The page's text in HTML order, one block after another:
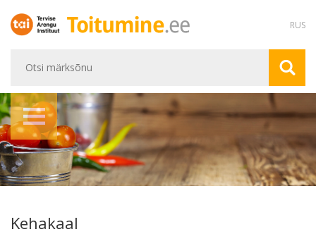
RUS
Kehakaal